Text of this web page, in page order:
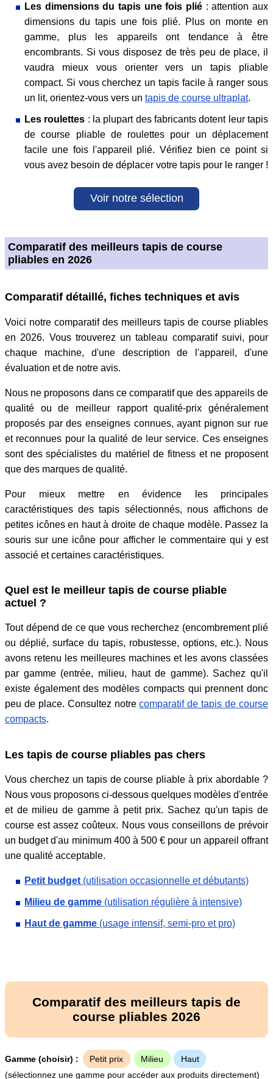
Les dimensions du tapis une fois plié : attention aux
dimensions du tapis une fois plié. Plus on monte en
gamme, plus les appareils ont tendance à être
encombrants. Si vous disposez de très peu de place, il
vaudra mieux vous orienter vers un tapis pliable
compact. Si vous cherchez un tapis facile à ranger sous
un lit, orientez-vous vers un tapis de course ultraplat.
Les roulettes : la plupart des fabricants dotent leur tapis
de course pliable de roulettes pour un déplacement
facile une fois l'appareil plié. Vérifiez bien ce point si
vous avez besoin de déplacer votre tapis pour le ranger !
Voir notre sélection
Comparatif des meilleurs tapis de course
pliables en 2026
Comparatif détaillé, fiches techniques et avis
Voici notre comparatif des meilleurs tapis de course pliables
en 2026. Vous trouverez un tableau comparatif suivi, pour
chaque machine, d'une description de l'appareil, d'une
évaluation et de notre avis.
Nous ne proposons dans ce comparatif que des appareils de
qualité ou de meilleur rapport qualité-prix généralement
proposés par des enseignes connues, ayant pignon sur rue
et reconnues pour la qualité de leur service. Ces enseignes
sont des spécialistes du matériel de fitness et ne proposent
que des marques de qualité.
Pour mieux mettre en évidence les principales
caractéristiques des tapis sélectionnés, nous affichons de
petites icônes en haut à droite de chaque modèle. Passez la
souris sur une icône pour afficher le commentaire qui y est
associé et certaines caractéristiques.
Quel est le meilleur tapis de course pliable
actuel ?
Tout dépend de ce que vous recherchez (encombrement plié
ou déplié, surface du tapis, robustesse, options, etc.). Nous
avons retenu les meilleures machines et les avons classées
par gamme (entrée, milieu, haut de gamme). Sachez qu'il
existe également des modèles compacts qui prennent donc
peu de place. Consultez notrecomparatif de tapis de course
compacts.
Les tapis de course pliables pas chers
Vous cherchez un tapis de course pliable à prix abordable ?
Nous vous proposons ci-dessous quelques modèles d'entrée
et de milieu de gamme à petit prix. Sachez qu'un tapis de
course est assez coûteux. Nous vous conseillons de prévoir
un budget d'au minimum 400 à 500 € pour un appareil offrant
une qualité acceptable.
Petit budget (utilisation occasionnelle et débutants)
Milieu de gamme (utilisation régulière à intensive)
Haut de gamme (usage intensif, semi-pro et pro)
Comparatif des meilleurs tapis de
course pliables 2026
Gamme (choisir) : Petit prix Milieu
Haut
(sélectionnez une gamme pour accéder aux produits directement)